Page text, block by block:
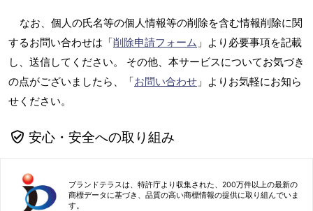
なお、個人の氏名等の個人情報等の削除を含む情報削除に関
するお問い合わせは「削除申請フォーム 」より必要事項を記載
し、送信してください。 その他、本サービスについてお気づき
の点がございましたら、「お問い合わせ 」よりお気軽にお知ら
せください。
安心・安全への取り組み
ブランドテラスは、特許庁より収集された、200万件以上の最新の
商標データに基づき、品質の高い商標情報の提供に取り組んでいま
す。